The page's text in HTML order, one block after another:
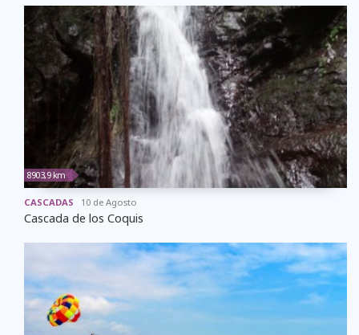
8903,9 km
CASCADAS 10 de Agosto
Cascada de los Coquis